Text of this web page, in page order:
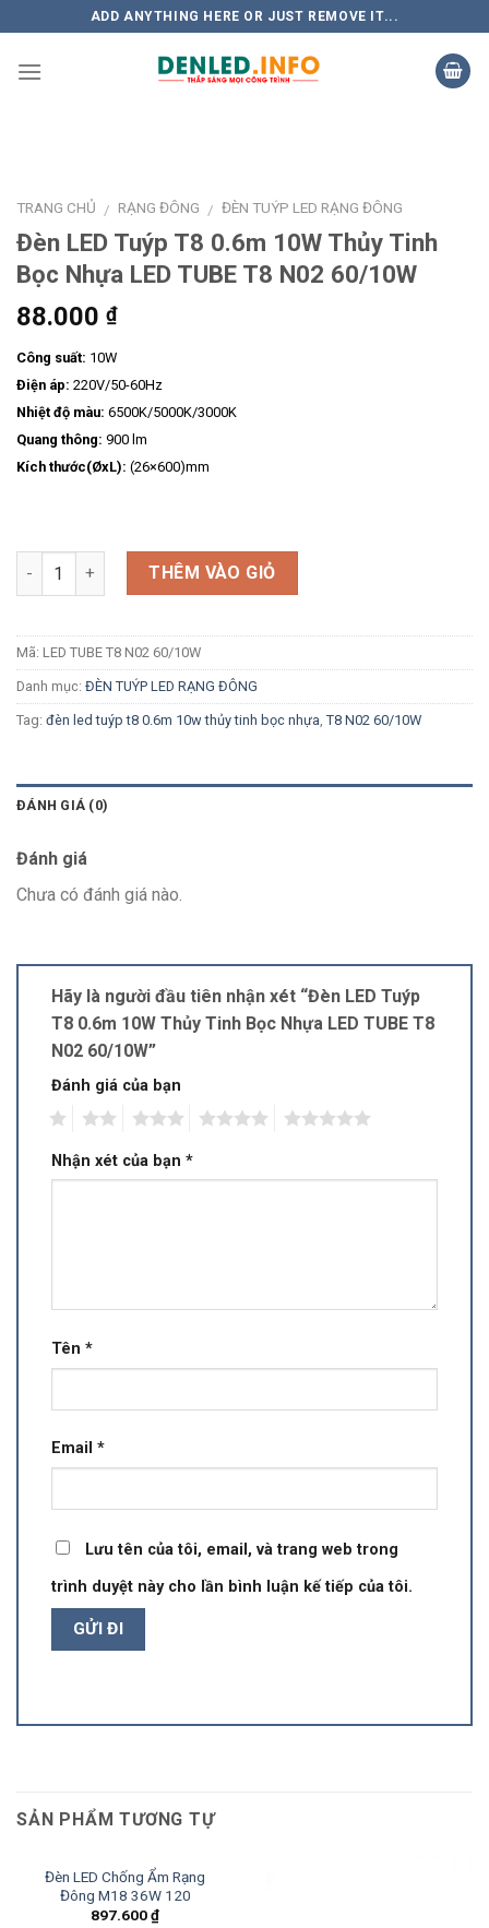
to
content
ADD ANYTHING HERE OR JUST REMOVE IT...
TRANG CHỦ / RẠNG ĐÔNG / ĐÈN TUÝP LED RẠNG ĐÔNG
Đèn LED Tuýp T8 0.6m 10W Thủy Tinh
Bọc Nhựa LED TUBE T8 N02 60/10W
88.000 ₫
Công suất: 10W
Điện áp: 220V/50-60Hz
Nhiệt độ màu: 6500K/5000K/3000K
Quang thông: 900 lm
Kích thước(ØxL): (26×600)mm
Số lượng THÊM VÀO GIỎ
Mã: LED TUBE T8 N02 60/10W
Danh mục: ĐÈN TUÝP LED RẠNG ĐÔNG
Tag: đèn led tuýp t8 0.6m 10w thủy tinh bọc nhựa, T8 N02 60/10W
ĐÁNH GIÁ (0)
Đánh giá
Chưa có đánh giá nào.
Hãy là người đầu tiên nhận xét “Đèn LED Tuýp
T8 0.6m 10W Thủy Tinh Bọc Nhựa LED TUBE T8
N02 60/10W”
Đánh giá của bạn
Nhận xét của bạn *
Tên *
Email *
Lưu tên của tôi, email, và trang web trong
trình duyệt này cho lần bình luận kế tiếp của tôi.
SẢN PHẨM TƯƠNG TỰ
Đèn LED Chống Ẩm Rạng
Đông M18 36W 120
897.600₫